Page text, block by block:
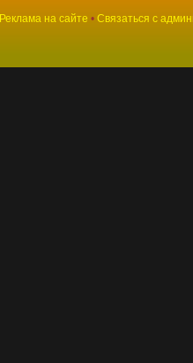
Реклама на сайте • Связаться с